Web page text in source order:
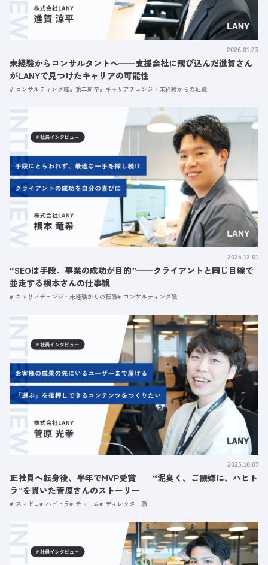
2026.01.23
未経験からコンサルタントへ──支援会社に飛び込んだ進賀さん
がLANYで見つけたキャリアの可能性
コンサルティング職 第二新卒 キャリアチェンジ・未経験からの転職
2025.12.01
“SEOは手段。事業の成功が目的”──クライアントと同じ目線で
並走する根本さんの仕事観
キャリアチェンジ・未経験からの転職 コンサルティング職
2025.10.07
正社員へ転身後、半年でMVP受賞──“泥臭く、ご機嫌に、ハピト
ラ”を貫いた菅原さんのストーリー
スマドロ ハピトラ チャーム ディレクター職